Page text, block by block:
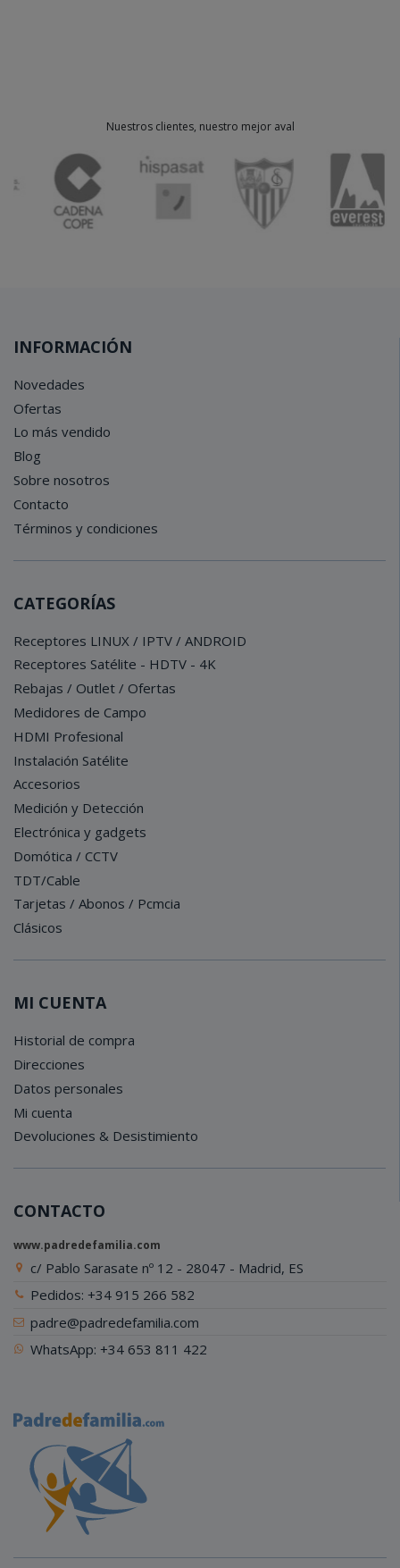
Nuestros clientes, nuestro mejor aval
INFORMACIÓN
Novedades
Ofertas
Lo más vendido
Blog
Sobre nosotros
Contacto
Términos y condiciones
CATEGORÍAS
Receptores LINUX / IPTV / ANDROID
Receptores Satélite - HDTV - 4K
Rebajas / Outlet / Ofertas
Medidores de Campo
HDMI Profesional
Instalación Satélite
Accesorios
Medición y Detección
Electrónica y gadgets
Domótica / CCTV
TDT/Cable
Tarjetas / Abonos / Pcmcia
Clásicos
MI CUENTA
Historial de compra
Direcciones
Datos personales
Mi cuenta
Devoluciones & Desistimiento
CONTACTO
www.padredefamilia.com
c/ Pablo Sarasate nº 12 - 28047 - Madrid, ES
Pedidos: +34 915 266 582
padre@padredefamilia.com
WhatsApp: +34 653 811 422